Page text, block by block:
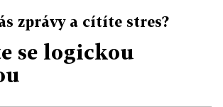
zprávy a cítíte stres?
se logickou